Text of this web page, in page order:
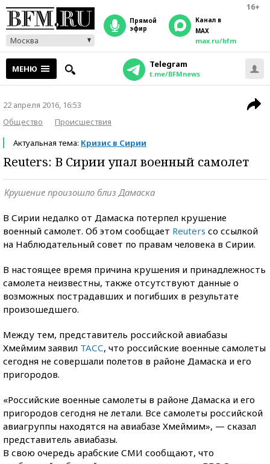
16+
Москва
прямой
эфир
Канал в
MAX
max.ru/bfm
МЕНЮ Telegram
t.me/BFMnews
22 апреля 2016, 16:53
Общество
Происшествия
Актуальная тема: Кризис в Сирии
Reuters: В Сирии упал военный самолет
Крушение произошло близ Дамаска
В Сирии недалко от Дамаска потерпел крушение
военный самолет. Об этом сообщает Reuters со ссылкой
на Наблюдательный совет по правам человека в Сирии.
В настоящее время причина крушения и принадлежность
самолета неизвестны, также отсутствуют данные о
возможных пострадавших и погибших в результате
произошедшего.
Между тем, представитель российской авиабазы
Хмеймим заявил ТАСС, что российские военные самолеты
сегодня не совершали полетов в районе Дамаска и его
пригородов.
«Российские военные самолеты в районе Дамаска и его
пригородов сегодня не летали. Все самолеты российской
авиагруппы находятся на авиабазе Хмеймим», — сказал
представитель авиабазы.
В свою очередь арабские СМИ сообщают, что